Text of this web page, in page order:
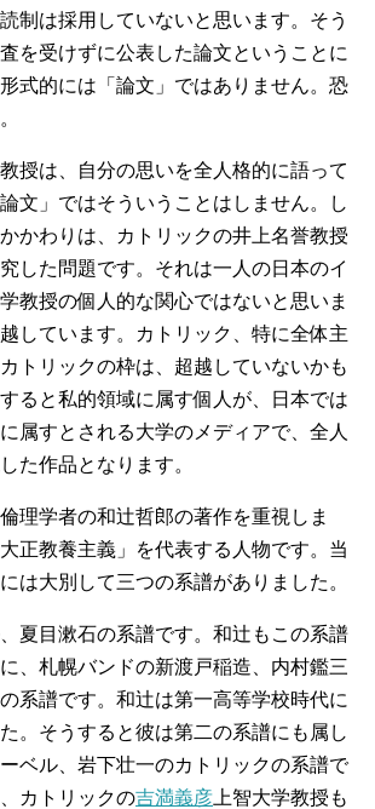
制は採用していないと思います。そう
を受けずに公表した論文ということに
式的には「論文」ではありません。恐
授は、自分の思いを全人格的に語って
文」ではそういうことはしません。し
かわりは、カトリックの井上名誉教授
した問題です。それは一人の日本のイ
教授の個人的な関心ではないと思いま
しています。カトリック、特に全体主
トリックの枠は、超越していないかも
ると私的領域に属す個人が、日本では
属すとされる大学のメディアで、全人
た作品となります。
理学者の和辻哲郎の著作を重視しま
正教養主義」を代表する人物です。当
は大別して三つの系譜がありました。
夏目漱石の系譜です。和辻もこの系譜
、札幌バンドの新渡戸稲造、内村鑑三
系譜です。和辻は第一高等学校時代に
。そうすると彼は第二の系譜にも属し
ベル、岩下壮一のカトリックの系譜で
カトリックの吉満義彦 上智大学教授も